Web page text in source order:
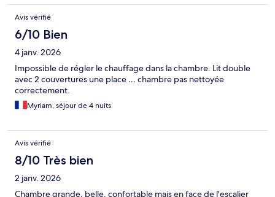
Avis vérifié
6/10 Bien
4 janv. 2026
Impossible de régler le chauffage dans la chambre. Lit double
avec 2 couvertures une place … chambre pas nettoyée
correctement.
Myriam, séjour de 4 nuits
Avis vérifié
8/10 Très bien
2 janv. 2026
Chambre grande, belle, confortable mais en face de l'escalier